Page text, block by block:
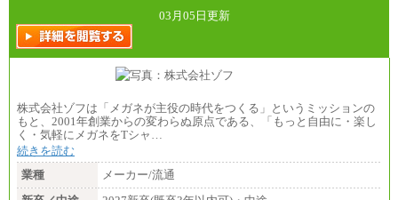
03月05日更新
株式会社ゾフは「メガネが主役の時代をつくる」というミッションの
もと、2001年創業からの変わらぬ原点である、「もっと自由に・楽し
く・気軽にメガネをTシャ…
続きを読む
業種
メーカー/流通